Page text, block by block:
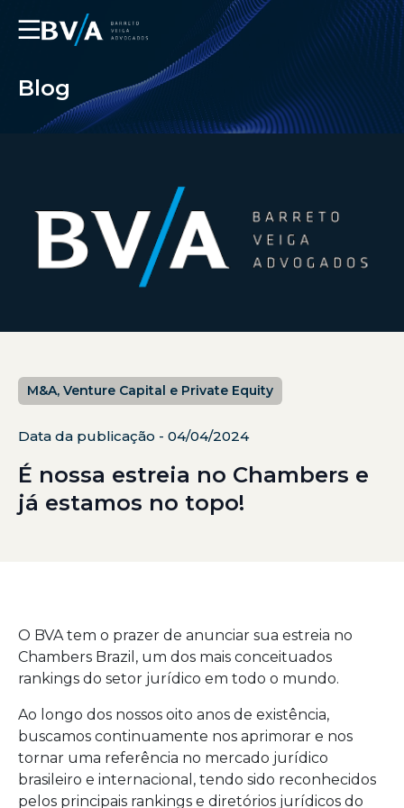
☰
Blog
M&A, Venture Capital e Private Equity
Data da publicação - 04/04/2024
É nossa estreia no Chambers e
já estamos no topo!
O BVA tem o prazer de anunciar sua estreia no
Chambers Brazil, um dos mais conceituados
rankings do setor jurídico em todo o mundo.
Ao longo dos nossos oito anos de existência,
buscamos continuamente nos aprimorar e nos
tornar uma referência no mercado jurídico
brasileiro e internacional, tendo sido reconhecidos
pelos principais rankings e diretórios jurídicos do